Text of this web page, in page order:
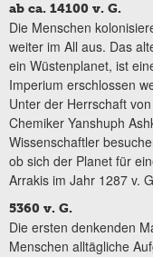
ab ca. 14100 v. G.
Die Menschen
weiter im All aus. Das
ein Wüstenplanet, ist
Imperium erschlossen
Unter der Herrschaft
Chemiker Yanshuph
Wissenschaftler
ob sich der Planet für
Arrakis im Jahr 1287 v.
5360 v. G.
Die ersten denkenden
Menschen alltägliche